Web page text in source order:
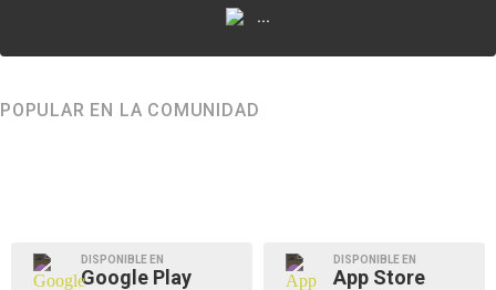
...
POPULAR EN LA COMUNIDAD
DISPONIBLE EN
Google Play
DISPONIBLE EN
App Store